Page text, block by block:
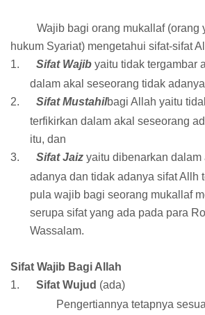
Wajib bagi orang mukallaf (orang
hukum Syariat) mengetahui sifat-sifat
1.
Sifat Wajib yaitu tidak tergambar
dalam akal seseorang tidak
2.
Sifat Mustahilbagi Allah yaitu
terfikirkan dalam akal seseorang
itu, dan
3.
Sifat Jaiz yaitu dibenarkan dalam
adanya dan tidak adanya sifat Allh
pula wajib bagi seorang mukallaf
serupa sifat yang ada pada para
Wassalam.
Sifat Wajib Bagi Allah
1.
Sifat Wujud (ada)
Pengertiannya tetapnya